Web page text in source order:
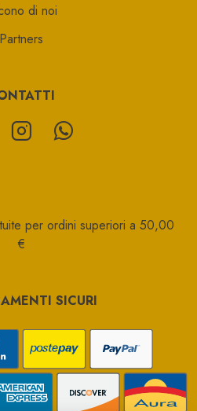
di noi
Partners
per ordini superiori a 50,00
€
SICURI